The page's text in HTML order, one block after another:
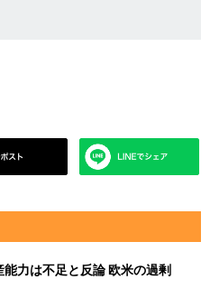
能力は不足と反論 欧米の過剰